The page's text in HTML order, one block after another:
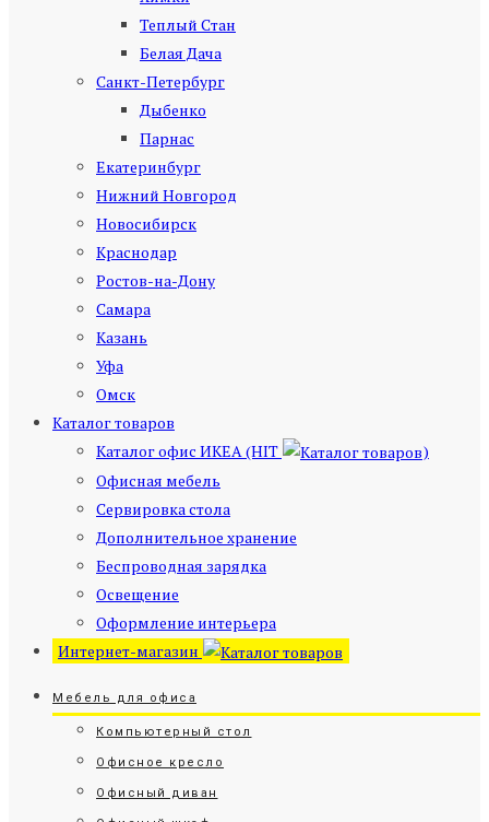
Теплый Стан
Белая Дача
Санкт-Петербург
Дыбенко
Парнас
Екатеринбург
Нижний Новгород
Новосибирск
Краснодар
Ростов-на-Дону
Самара
Казань
Уфа
Омск
Каталог товаров
Каталог офис ИКЕА (HIT
)
Офисная мебель
Сервировка стола
Дополнительное хранение
Беспроводная зарядка
Освещение
Оформление интерьера
Интернет-магазин
Мебель для офиса
Компьютерный стол
Офисное кресло
Офисный диван